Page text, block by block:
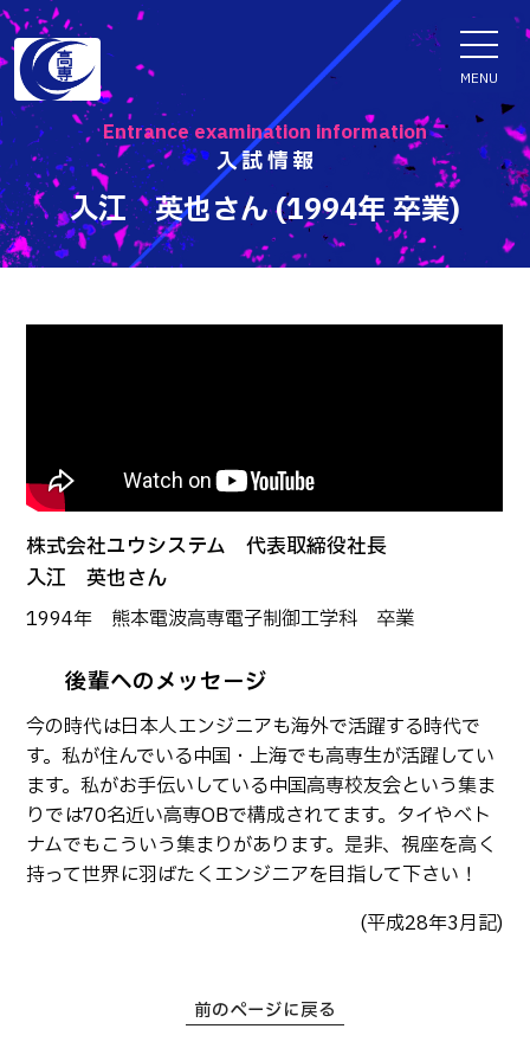
入試情報
Entrance examination information
入江 英也さん (1994年 卒業)
株式会社ユウシステム 代表取締役社長
入江 英也さん
1994年 熊本電波高専電子制御工学科 卒業
後輩へのメッセージ
今の時代は日本人エンジニアも海外で活躍する時代で
す。私が住んでいる中国・上海でも高専生が活躍してい
ます。私がお手伝いしている中国高専校友会という集ま
りでは70名近い高専OBで構成されてます。タイやベト
ナムでもこういう集まりがあります。是非、視座を高く
持って世界に羽ばたくエンジニアを目指して下さい！
(平成28年3月記)
前のページに戻る
MENU
ENGLISH
学科・専攻科
電子情報学系学科
建築社会デザイン工学科
生物化学システム工学科
基幹教育科
専攻科
電子情報システム工学専攻
生産システム工学専攻
パンフレット・紹介動画
Webオープンキャンパス
オープンキャンパス等
進学の手引き
受験生向け 熊本高専 Q&A
熊本高専が運用するWebサイト・SNS・動画チャネ
ル等
イベント
学校概要
教員紹介
学生生活
パンフレット・紹介動画
国際交流
受賞等
活動報告
ご寄付・ネーミングライ
ツ等
キャリア関係
情報セキュリティ
図書館
アントレプレナーシップ